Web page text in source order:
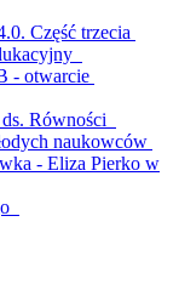
Część trzecia
- otwarcie
ds. Równości
naukowców
- Eliza Pierko w